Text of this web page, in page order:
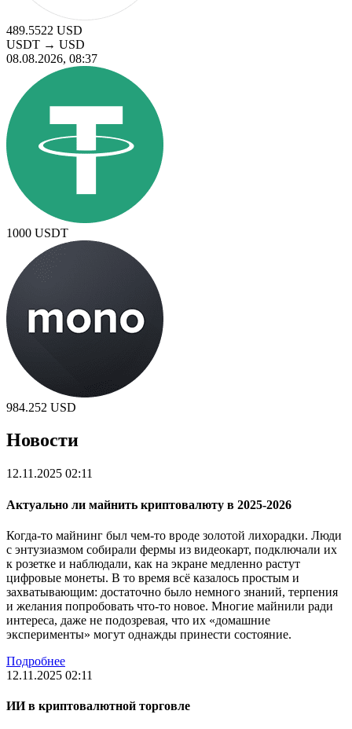
489.5522 USD
USDT → USD
08.08.2026, 08:37
1000 USDT
984.252 USD
Новости
12.11.2025 02:11
Актуально ли майнить криптовалюту в 2025-2026
Когда-то майнинг был чем-то вроде золотой лихорадки. Люди
с энтузиазмом собирали фермы из видеокарт, подключали их
к розетке и наблюдали, как на экране медленно растут
цифровые монеты. В то время всё казалось простым и
захватывающим: достаточно было немного знаний, терпения
и желания попробовать что-то новое. Многие майнили ради
интереса, даже не подозревая, что их «домашние
эксперименты» могут однажды принести состояние.
Подробнее
12.11.2025 02:11
ИИ в криптовалютной торговле